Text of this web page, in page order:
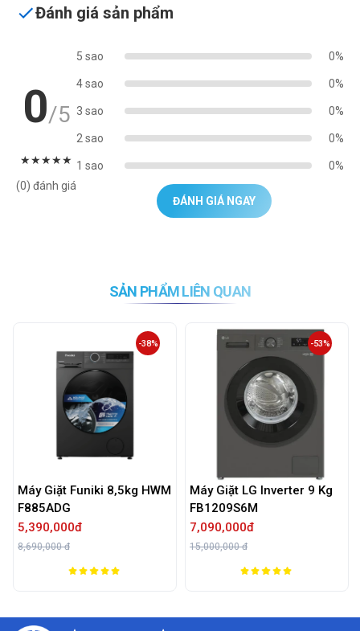
Đánh giá sản phẩm
0/5
★★★★★
(0) đánh giá
5 sao 0%
4 sao 0%
3 sao 0%
2 sao 0%
1 sao 0%
ĐÁNH GIÁ NGAY
SẢN PHẨM LIÊN QUAN
Máy Giặt Funiki 8,5kg HWM
F885ADG
5,390,000đ
8,690,000 đ
-38%
Máy Giặt LG Inverter 9 Kg
FB1209S6M
7,090,000đ
15,000,000 đ
-53%